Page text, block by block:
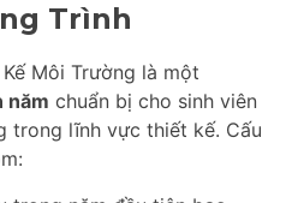
Trình
Môi Trường là một
năm chuẩn bị cho sinh viên
trong lĩnh vực thiết kế. Cấu